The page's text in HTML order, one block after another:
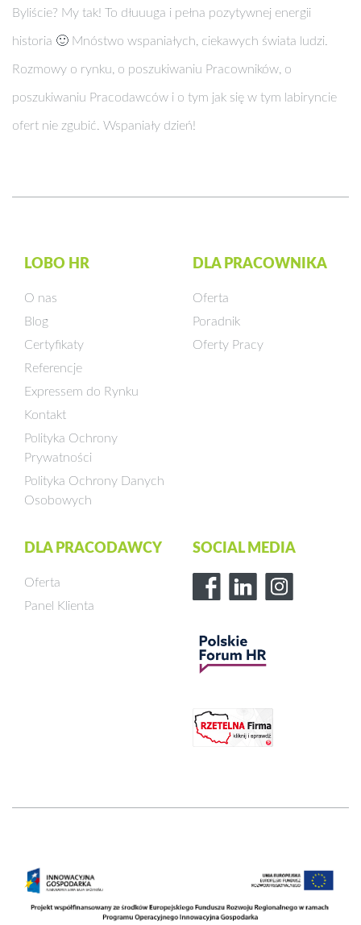
Byliście? My tak! To dłuuuga i pełna pozytywnej energii
historia 🙂 Mnóstwo wspaniałych, ciekawych świata ludzi.
Rozmowy o rynku, o poszukiwaniu Pracowników, o
poszukiwaniu Pracodawców i o tym jak się w tym labiryncie
ofert nie zgubić. Wspaniały dzień!
LOBO HR
O nas
Blog
Certyfikaty
Referencje
Expressem do Rynku
Kontakt
Polityka Ochrony
Prywatności
Polityka Ochrony Danych
Osobowych
DLA PRACOWNIKA
Oferta
Poradnik
Oferty Pracy
DLA PRACODAWCY
Oferta
Panel Klienta
SOCIAL MEDIA